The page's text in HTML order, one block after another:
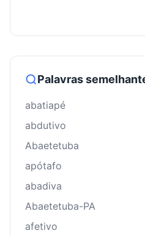
Palavras
abatiapé
abdutivo
Abaetetuba
apótafo
abadiva
Abaetetuba-PA
afetivo